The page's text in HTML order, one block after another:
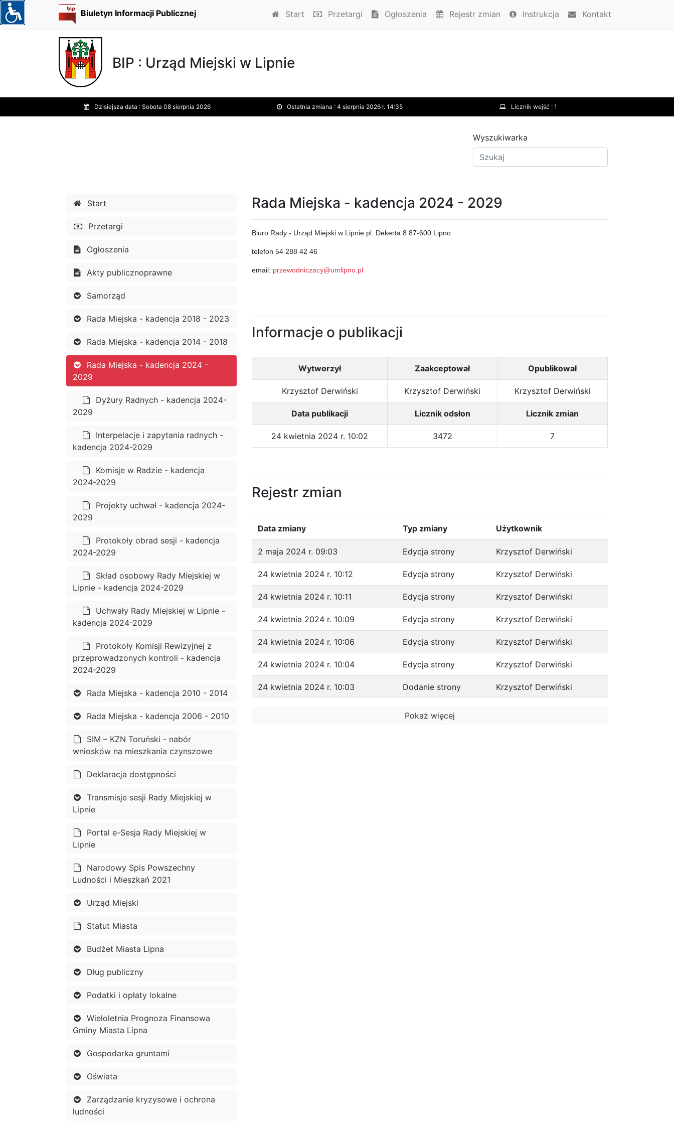
Biuletyn Informacji Publicznej Start Przetargi Ogłoszenia Rejestr zmian Instrukcja Kontakt
BIP : Urząd Miejski w Lipnie
Dzisiejsza data : Sobota 08 sierpnia 2026 Ostatnia zmiana : 4 sierpnia 2026 r. 14:35 Licznik wejść : 1
Wyszukiwarka
Start
Przetargi
Ogłoszenia
Akty publicznoprawne
Samorząd
Rada Miejska - kadencja 2018 - 2023
Rada Miejska - kadencja 2014 - 2018
Rada Miejska - kadencja 2024 -
2029
Dyżury Radnych - kadencja 2024-
2029
Interpelacje i zapytania radnych -
kadencja 2024-2029
Komisje w Radzie - kadencja
2024-2029
Projekty uchwał - kadencja 2024-
2029
Protokoły obrad sesji - kadencja
2024-2029
Skład osobowy Rady Miejskiej w
Lipnie - kadencja 2024-2029
Uchwały Rady Miejskiej w Lipnie -
kadencja 2024-2029
Protokoły Komisji Rewizyjnej z
przeprowadzonych kontroli - kadencja
2024-2029
Rada Miejska - kadencja 2010 - 2014
Rada Miejska - kadencja 2006 - 2010
SIM – KZN Toruński - nabór
wniosków na mieszkania czynszowe
Deklaracja dostępności
Transmisje sesji Rady Miejskiej w
Lipnie
Portal e-Sesja Rady Miejskiej w
Lipnie
Narodowy Spis Powszechny
Ludności i Mieszkań 2021
Urząd Miejski
Statut Miasta
Budżet Miasta Lipna
Dług publiczny
Podatki i opłaty lokalne
Wieloletnia Prognoza Finansowa
Gminy Miasta Lipna
Gospodarka gruntami
Oświata
Zarządzanie kryzysowe i ochrona
ludności
Rada Miejska - kadencja 2024 - 2029
Biuro Rady - Urząd Miejski w Lipnie pl. Dekerta 8 87-600 Lipno
telefon 54 288 42 46
email: przewodniczacy@umlipno.pl
Informacje o publikacji
Wytworzył Zaakceptował Opublikował
Krzysztof Derwiński Krzysztof Derwiński Krzysztof Derwiński
Data publikacji Licznik odsłon Licznik zmian
24 kwietnia 2024 r. 10:02 3472 7
Rejestr zmian
Data zmiany Typ zmiany Użytkownik
2 maja 2024 r. 09:03 Edycja strony Krzysztof Derwiński
24 kwietnia 2024 r. 10:12 Edycja strony Krzysztof Derwiński
24 kwietnia 2024 r. 10:11 Edycja strony Krzysztof Derwiński
24 kwietnia 2024 r. 10:09 Edycja strony Krzysztof Derwiński
24 kwietnia 2024 r. 10:06 Edycja strony Krzysztof Derwiński
24 kwietnia 2024 r. 10:04 Edycja strony Krzysztof Derwiński
24 kwietnia 2024 r. 10:03 Dodanie strony Krzysztof Derwiński
Pokaż więcej